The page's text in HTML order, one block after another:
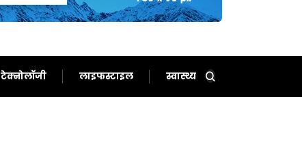
टेक्नोलॉजी लाइफस्टाइल स्वास्थ्य